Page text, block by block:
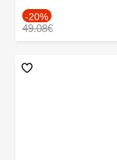
-20%
49.08€